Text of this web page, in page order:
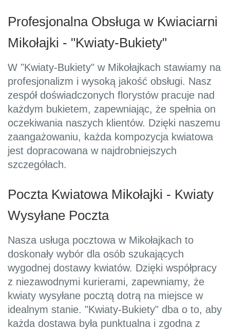
Profesjonalna Obsługa w Kwiaciarni
Mikołajki - "Kwiaty-Bukiety"
W "Kwiaty-Bukiety" w Mikołajkach stawiamy na
profesjonalizm i wysoką jakość obsługi. Nasz
zespół doświadczonych florystów pracuje nad
każdym bukietem, zapewniając, że spełnia on
oczekiwania naszych klientów. Dzięki naszemu
zaangażowaniu, każda kompozycja kwiatowa
jest dopracowana w najdrobniejszych
szczegółach.
Poczta Kwiatowa Mikołajki - Kwiaty
Wysyłane Poczta
Nasza usługa pocztowa w Mikołajkach to
doskonały wybór dla osób szukających
wygodnej dostawy kwiatów. Dzięki współpracy
z niezawodnymi kurierami, zapewniamy, że
kwiaty wysyłane pocztą dotrą na miejsce w
idealnym stanie. "Kwiaty-Bukiety" dba o to, aby
każda dostawa była punktualna i zgodna z